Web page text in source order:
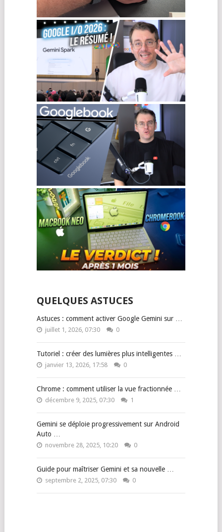
QUELQUES ASTUCES
Astuces : comment activer Google Gemini sur …
juillet 1, 2026, 07:30 0
Tutoriel : créer des lumières plus intelligentes …
janvier 13, 2026, 17:58 0
Chrome : comment utiliser la vue fractionnée …
décembre 9, 2025, 07:30 1
Gemini se déploie progressivement sur Android
Auto …
novembre 28, 2025, 10:20 0
Guide pour maîtriser Gemini et sa nouvelle …
septembre 2, 2025, 07:30 0